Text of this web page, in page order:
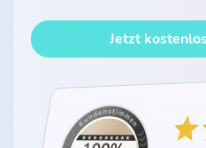
Jetzt